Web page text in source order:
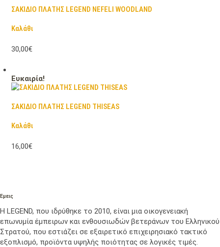
ΣΑΚΙΔΙΟ ΠΛΑΤΗΣ LEGEND NEFELI WOODLAND
Καλάθι
30,00€
Ευκαιρία!
ΣΑΚΙΔΙΟ ΠΛΑΤΗΣ LEGEND THISEAS
Καλάθι
16,00€
Εμεις
Η LEGEND, που ιδρύθηκε το 2010, είναι μια οικογενειακή
επωνυμία έμπειρων και ενθουσιωδών βετεράνων του Ελληνικού
Στρατού, που εστιάζει σε εξαιρετικό επιχειρησιακό τακτικό
εξοπλισμό, προϊόντα υψηλής ποιότητας σε λογικές τιμές.